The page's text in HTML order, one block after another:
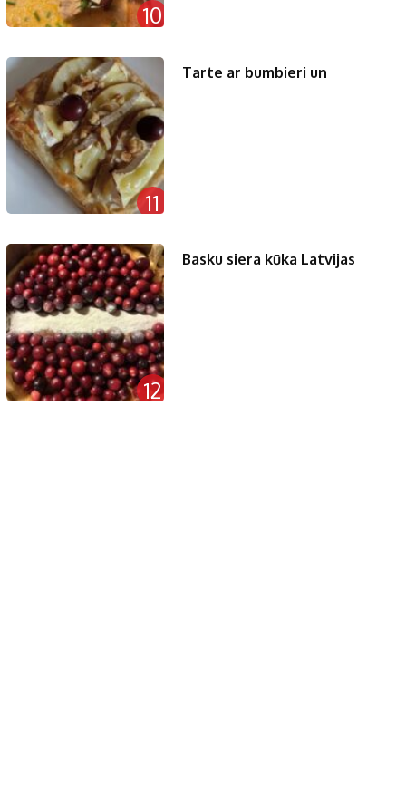
10
11
Tarte ar bumbieri un
12
Basku siera kūka Latvijas